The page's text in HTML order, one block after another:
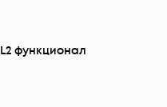
L2 функционал